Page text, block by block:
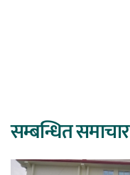
सम्बन्धित समाचार